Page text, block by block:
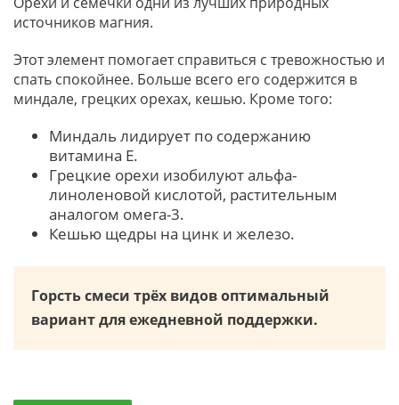
источников магния.
Этот элемент помогает справиться с тревожностью и
спать спокойнее. Больше всего его содержится в
миндале, грецких орехах, кешью. Кроме того:
Миндаль лидирует по содержанию
витамина E.
Грецкие орехи изобилуют альфа-
линоленовой кислотой, растительным
аналогом омега-3.
Кешью щедры на цинк и железо.
Горсть смеси трёх видов оптимальный
вариант для ежедневной поддержки.